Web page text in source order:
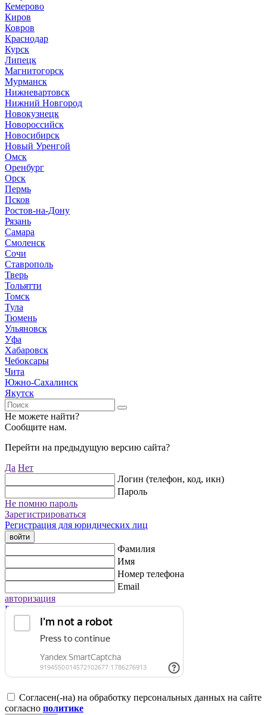
Кемерово
Киров
Ковров
Краснодар
Курск
Липецк
Магнитогорск
Мурманск
Нижневартовск
Нижний Новгород
Новокузнецк
Новороссийск
Новосибирск
Новый Уренгой
Омск
Оренбург
Орск
Пермь
Псков
Ростов-на-Дону
Рязань
Самара
Смоленск
Сочи
Ставрополь
Тверь
Тольятти
Томск
Тула
Тюмень
Ульяновск
Уфа
Хабаровск
Чебоксары
Чита
Южно-Сахалинск
Якутск
Не можете найти?
Сообщите нам.
Перейти на предыдущую версию сайта?
Да Нет
Логин (телефон, код, икн)
Пароль
Не помню пароль
Зарегистрироваться
Регистрация для юридических лиц
войти
Фамилия
Имя
Номер телефона
Email
авторизация
Регистрация для юридических лиц
Согласен(-на) на обработку персональных данных на сайте
согласно политике